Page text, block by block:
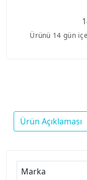
Ürünü 14 gün
Ürün Açıklaması
Marka